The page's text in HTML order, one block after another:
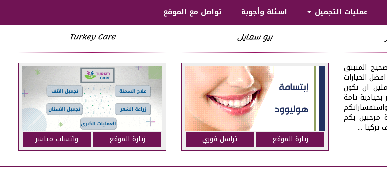
عمليات التجميل اسئلة وأجوبة تواصل مع الموقع
المنبثق
الخيارات
ان نكون
تامة
مرحبين بكم
تركيا ...
بيو سمايل
زيارة الموقع تراسل فوري
Turkey Care
زيارة الموقع واتساب مباشر